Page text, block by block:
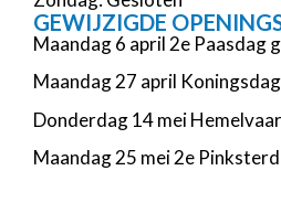
GEWIJZIGDE
Maandag 6 april 2e Paasdag
Maandag 27 april
Donderdag 14 mei
Maandag 25 mei 2e